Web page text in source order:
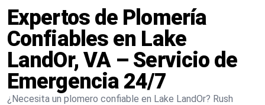
Expertos de Plomería
Confiables en Lake
LandOr, VA – Servicio de
Emergencia 24/7
¿Necesita un plomero confiable en Lake LandOr? Rush